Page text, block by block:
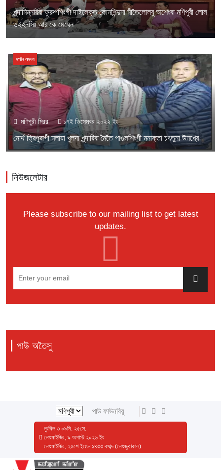
খুন্দামিন্নরিবা ফুরুপশিংগী দাইলেক্ত কোনশিন্দুনা মীতৈলোলবু অশেংবা মণিপুরী লোল
ওইহনসিঃ আর কে মেঘেন
মণিপুরী মিরর ১৭ই ডিসেম্বর ২০২২ ইং
নোর্থ ত্রিপুরাগী মলায়া খুলদা খুন্দারিবা মৈতৈ পাঙলশিংগী মনাক্তা চৎতুনা উনখ্রে
মপান লমদম
নিউজলেটার
Please subscribe to our mailing list to get latest
updates.
পাউ অতৈসু
পাউ ফাউনবিয়ু
নুংথিল ৩ ০৯মি. ২৫সে.
নোংমাইজিং, ৯ অগাস্ট ২০২৬ ইং
নোংমাইজিং, ২৫শে ইঙেন ১৪৩৩ বঙ্গাব্দ (নোংজুথাকাল)